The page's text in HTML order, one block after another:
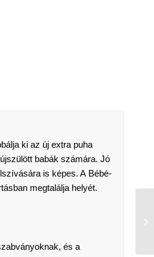
ki az új extra puha
babák számára. Jó
is képes. A Bébé-
megtalálja helyét.
és a